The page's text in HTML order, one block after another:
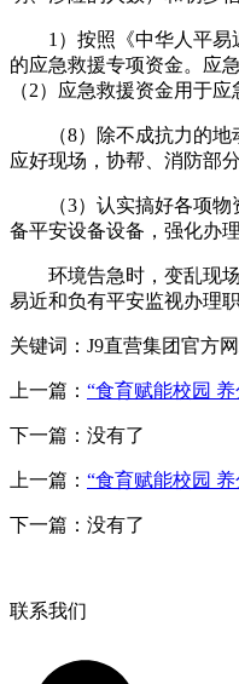
1）按照《中华人平易
的应急救援专项资金。应
（2）应急救援资金用于应
（8）除不成抗力的地
应好现场，协帮、消防部
（3）认实搞好各项物
备平安设备设备，强化办
环境告急时，变乱现场
易近和负有平安监视办理
关键词：J9直营集团官方
上一篇： “食育赋能校园
下一篇：没有了
上一篇： “食育赋能校园
下一篇：没有了
联系我们